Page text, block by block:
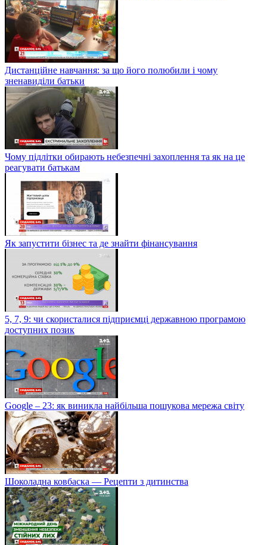
Дистанційне навчання: за що його полюбили і чому
зненавиділи батьки
Чому підлітки обирають небезпечні захоплення та як на це
реагувати батькам
Як запустити бізнес та де знайти фінансування
5, 7, 9: чи скористалися підприємці державною програмою
доступних позик
Google – 23: як виникла найбільша пошукова мережа світу
Шоколадна ковбаска — Рецепти з дитинства